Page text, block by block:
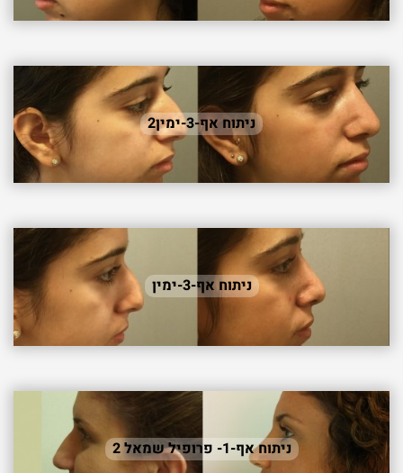
ניתוח אף-3-ימין2
ניתוח אף-3-ימין
ניתוח אף-1- פרופיל שמאל 2